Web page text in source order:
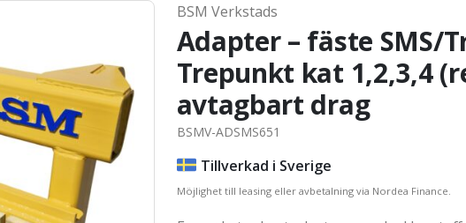
BSM Verkstads
Adapter – fäste SMS/
Trepunkt kat 1,2,3,4
avtagbart drag
BSMV-ADSMS651
Tillverkad i Sverige
Möjlighet till leasing eller avbetalning via Nordea Finance.